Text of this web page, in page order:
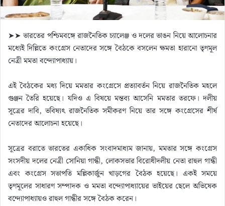
➤➤ ভারতের পশ্চিমবঙ্গে রাজনৈতিক চ্যালেঞ্জ ও দলের ভাঙন নিয়ে আলোচনার
মধ্যেই দিল্লিতে কংগ্রেস নেতাদের সঙ্গে বৈঠকে বসলেন ক্ষমতা হারানো তৃণমূল
নেত্রী মমতা বন্দ্যোপাধ্যায়।
এই বৈঠকের মধ্য দিয়ে মমতার কংগ্রেসে প্রত্যাবর্তন নিয়ে রাজনৈতিক মহলে
গুঞ্জন তৈরি হয়েছে। যদিও এ বিষয়ে মন্তব্য আসেনি মমতার তরফে। দলীয়
সূত্রের দাবি, ভবিষ্যৎ রাজনৈতিক সমীকরণ নিয়ে তার সঙ্গে কংগ্রেসের শীর্ষ
নেতাদের আলোচনা হয়েছে।
সূত্রের বরাতে ভারতের একাধিক সংবাদমাধ্যম জানায়, মমতার সঙ্গে কংগ্রেস
সংসদীয় দলের নেত্রী সোনিয়া গান্ধী, লোকসভার বিরোধীদলীয় নেতা রাহুল গান্ধী
এবং কংগ্রেস সভাপতি মল্লিকার্জুন খাড়গের বৈঠক হয়েছে। একই সময়ে
তৃণমূলের সাধারণ সম্পাদক ও মমতা বন্দ্যোপাধ্যায়ের ভাইয়ের ছেলে অভিষেক
বন্দ্যোপাধ্যায়ও রাহুল গান্ধীর সঙ্গে বৈঠক করেন।